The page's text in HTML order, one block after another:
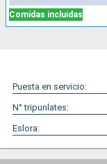
Comidas incluidas
Puesta en servicio:
N° tripunlates:
Eslora: